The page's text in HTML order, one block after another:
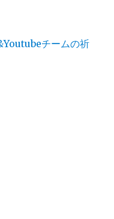
チームの祈